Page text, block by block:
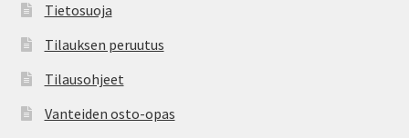
Tietosuoja
Tilauksen peruutus
Tilausohjeet
Vanteiden osto-opas